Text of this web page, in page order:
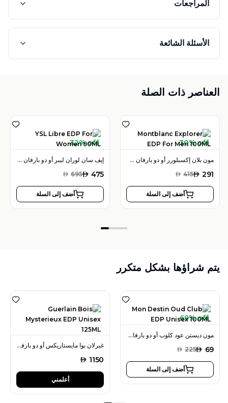
المراجعات
الأسئلة الشائعة
العناصر ذات الصلة
32% off
إيف سان لوران ليبر أو دو بارفان 90 مل للنساء
AED 475
AED 695
أضف إلى السلة
30% off
مون بلان إكسبلورر أو دو بارفان 100 مل للرجال
AED 291
AED 415
أضف إلى السلة
يتم شراؤها بشكل متكرر
غيرلان بوا مايستاريكس أو دو بارفان 125 مل للجنسين
AED 1150
أعلمني
69% off
مون ديستن عود كلوب أو دو بارفان 100 مل للجنسين
AED 69
AED 225
أضف إلى السلة